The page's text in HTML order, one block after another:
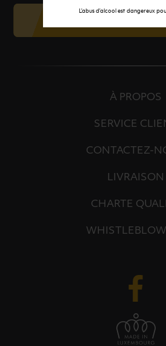
L’abus d’alcool est dangereux
À PROPOS
SERVICE
CONTACTEZ-
LIVRAISON
CHARTE